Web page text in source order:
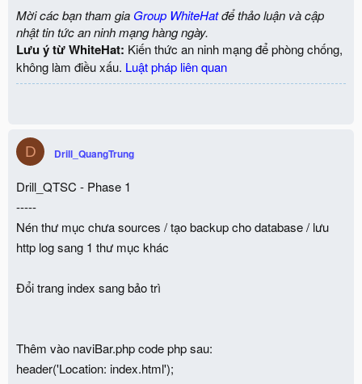
Mời các bạn tham gia Group WhiteHatđể thảo luận và cập
nhật tin tức an ninh mạng hàng ngày.
Lưu ý từ WhiteHat: Kiến thức an ninh mạng để phòng chống,
không làm điều xấu. Luật pháp liên quan
D Drill_QuangTrung
Drill_QTSC - Phase 1
-----
Nén thư mục chưa sources / tạo backup cho database / lưu
http log sang 1 thư mục khác
Đổi trang index sang bảo trì
Thêm vào naviBar.php code php sau:
header('Location: index.html');